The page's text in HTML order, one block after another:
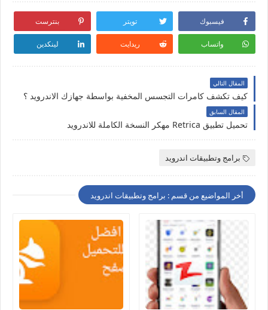
فيسبوك تويتر بنترست
واتساب ريدايت لينكدين
المقال التالي
كيف تكشف كامرات التجسس المخفية بواسطة جهازك الاندرويد ؟
المقال السابق
تحميل تطبيق Retrica مهكر النسخة الكاملة للاندرويد
برامج وتطبيقات اندرويد
أخر المواضيع من قسم : برامج وتطبيقات اندرويد